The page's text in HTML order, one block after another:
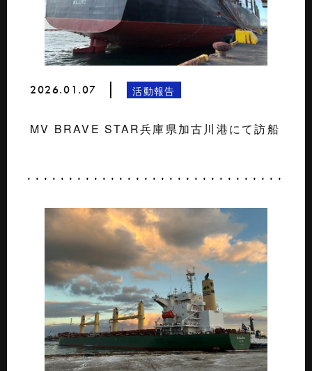
2026.01.07 活動報告
MV BRAVE STAR兵庫県加古川港にて訪船